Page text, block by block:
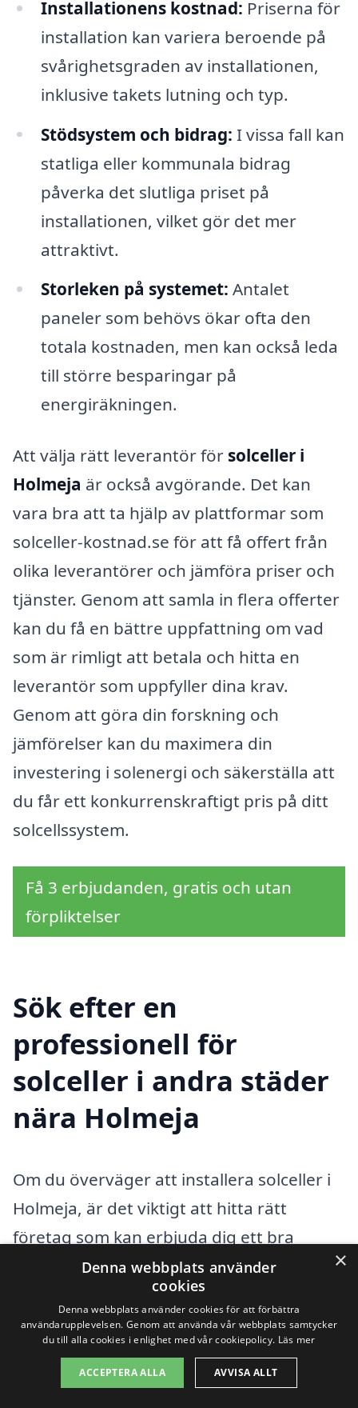
Installationens kostnad: Priserna för
installation kan variera beroende på
svårighetsgraden av installationen,
inklusive takets lutning och typ.
Stödsystem och bidrag: I vissa fall kan
statliga eller kommunala bidrag
påverka det slutliga priset på
installationen, vilket gör det mer
attraktivt.
Storleken på systemet: Antalet
paneler som behövs ökar ofta den
totala kostnaden, men kan också leda
till större besparingar på
energiräkningen.
Att välja rätt leverantör för solceller i
Holmeja är också avgörande. Det kan
vara bra att ta hjälp av plattformar som
solceller-kostnad.se för att få offert från
olika leverantörer och jämföra priser och
tjänster. Genom att samla in flera offerter
kan du få en bättre uppfattning om vad
som är rimligt att betala och hitta en
leverantör som uppfyller dina krav.
Genom att göra din forskning och
jämförelser kan du maximera din
investering i solenergi och säkerställa att
du får ett konkurrenskraftigt pris på ditt
solcellssystem.
Få 3 erbjudanden, gratis och utan
förpliktelser
Sök efter en
professionell för
solceller i andra städer
nära Holmeja
Om du överväger att installera solceller i
Holmeja, är det viktigt att hitta rätt
företag som kan erbjuda dig ett bra
erbjudande och professionell service. Att
gå igenom flera alternativ kan kännas
överväldigande, men här på solceller-
kostnad.se gör vi det enkelt för dig. Vi
hjälper dig att jämföra olika
×
Denna webbplats använder
cookies
Denna webbplats använder cookies för att förbättra
användarupplevelsen. Genom att använda vår webbplats samtycker
du till alla cookies i enlighet med vår cookiepolicy. Läs mer
ACCEPTERA ALLA AVVISA ALLT